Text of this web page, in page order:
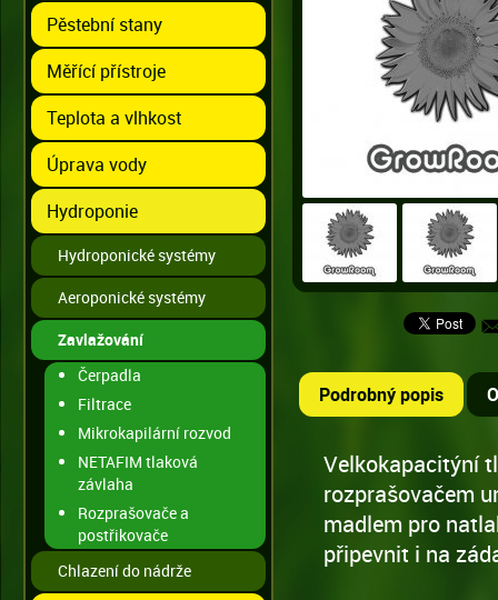
Pěstební stany
Měřící přístroje
Teplota a vlhkost
Úprava vody
Hydroponie
Hydroponické systémy
Aeroponické systémy
Zavlažování
Čerpadla
Filtrace
Mikrokapilární rozvod
NETAFIM tlaková
závlaha
Rozprašovače a
postřikovače
Chlazení do nádrže
Podrobný popis
Velkokapacitýní
rozprašovačem
madlem pro
připevnit i na